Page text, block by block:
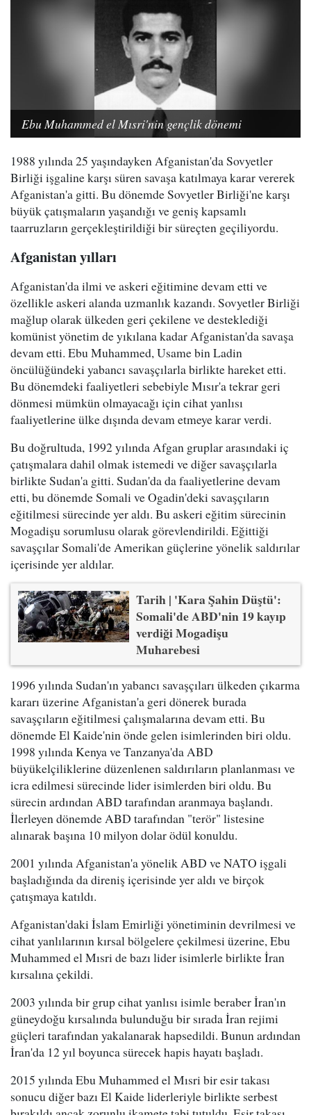
Ebu Muhammed el Mısri'nin gençlik dönemi
1988 yılında 25 yaşındayken Afganistan'da Sovyetler
Birliği işgaline karşı süren savaşa katılmaya karar vererek
Afganistan'a gitti. Bu dönemde Sovyetler Birliği'ne karşı
büyük çatışmaların yaşandığı ve geniş kapsamlı
taarruzların gerçekleştirildiği bir süreçten geçiliyordu.
Afganistan yılları
Afganistan'da ilmi ve askeri eğitimine devam etti ve
özellikle askeri alanda uzmanlık kazandı. Sovyetler Birliği
mağlup olarak ülkeden geri çekilene ve desteklediği
komünist yönetim de yıkılana kadar Afganistan'da savaşa
devam etti. Ebu Muhammed, Usame bin Ladin
öncülüğündeki yabancı savaşçılarla birlikte hareket etti.
Bu dönemdeki faaliyetleri sebebiyle Mısır'a tekrar geri
dönmesi mümkün olmayacağı için cihat yanlısı
faaliyetlerine ülke dışında devam etmeye karar verdi.
Bu doğrultuda, 1992 yılında Afgan gruplar arasındaki iç
çatışmalara dahil olmak istemedi ve diğer savaşçılarla
birlikte Sudan'a gitti. Sudan'da da faaliyetlerine devam
etti, bu dönemde Somali ve Ogadin'deki savaşçıların
eğitilmesi sürecinde yer aldı. Bu askeri eğitim sürecinin
Mogadişu sorumlusu olarak görevlendirildi. Eğittiği
savaşçılar Somali'de Amerikan güçlerine yönelik saldırılar
içerisinde yer aldılar.
Tarih | 'Kara Şahin Düştü':
Somali'de ABD'nin 19 kayıp
verdiği Mogadişu
Muharebesi
1996 yılında Sudan'ın yabancı savaşçıları ülkeden çıkarma
kararı üzerine Afganistan'a geri dönerek burada
savaşçıların eğitilmesi çalışmalarına devam etti. Bu
dönemde El Kaide'nin önde gelen isimlerinden biri oldu.
1998 yılında Kenya ve Tanzanya'da ABD
büyükelçiliklerine düzenlenen saldırıların planlanması ve
icra edilmesi sürecinde lider isimlerden biri oldu. Bu
sürecin ardından ABD tarafından aranmaya başlandı.
İlerleyen dönemde ABD tarafından "terör" listesine
alınarak başına 10 milyon dolar ödül konuldu.
2001 yılında Afganistan'a yönelik ABD ve NATO işgali
başladığında da direniş içerisinde yer aldı ve birçok
çatışmaya katıldı.
Afganistan'daki İslam Emirliği yönetiminin devrilmesi ve
cihat yanlılarının kırsal bölgelere çekilmesi üzerine, Ebu
Muhammed el Mısri de bazı lider isimlerle birlikte İran
kırsalına çekildi.
2003 yılında bir grup cihat yanlısı isimle beraber İran'ın
güneydoğu kırsalında bulunduğu bir sırada İran rejimi
güçleri tarafından yakalanarak hapsedildi. Bunun ardından
İran'da 12 yıl boyunca sürecek hapis hayatı başladı.
2015 yılında Ebu Muhammed el Mısri bir esir takası
sonucu diğer bazı El Kaide liderleriyle birlikte serbest